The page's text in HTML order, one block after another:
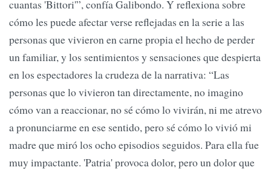
cuantas 'Bittori'”, confía Galibondo. Y reflexiona sobre
cómo les puede afectar verse reflejadas en la serie a las
personas que vivieron en carne propia el hecho de perder
un familiar, y los sentimientos y sensaciones que despierta
en los espectadores la crudeza de la narrativa: “Las
personas que lo vivieron tan directamente, no imagino
cómo van a reaccionar, no sé cómo lo vivirán, ni me atrevo
a pronunciarme en ese sentido, pero sé cómo lo vivió mi
madre que miró los ocho episodios seguidos. Para ella fue
muy impactante. 'Patria' provoca dolor, pero un dolor que